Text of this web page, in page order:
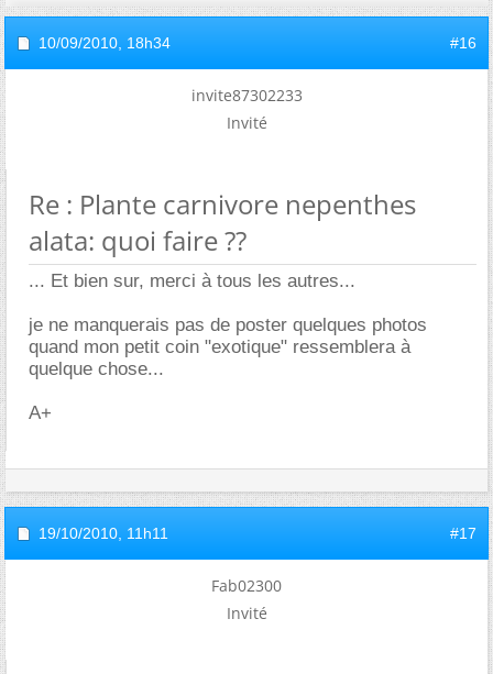
10/09/2010, 18h34 #16
invite87302233
Invité
Re : Plante carnivore nepenthes
alata: quoi faire ??
... Et bien sur, merci à tous les autres...
je ne manquerais pas de poster quelques photos
quand mon petit coin "exotique" ressemblera à
quelque chose...
A+
19/10/2010, 11h11 #17
Fab02300
Invité